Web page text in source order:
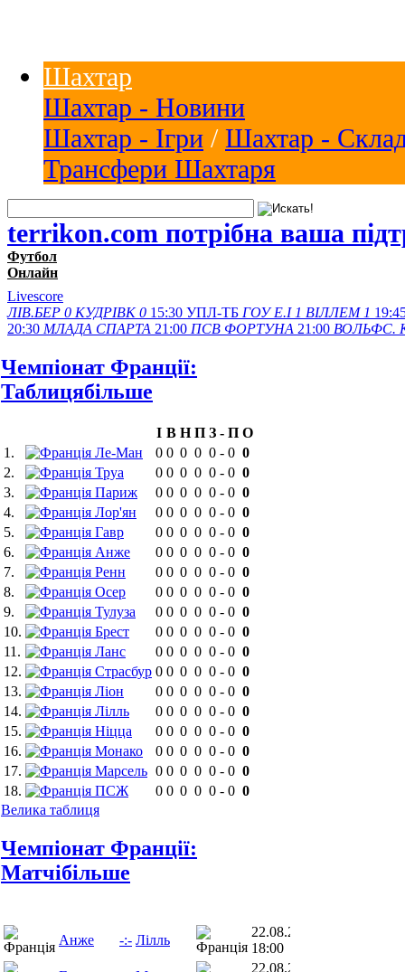
Шахтар
Шахтар - Новини
Шахтар - Ігри / Шахтар -
Трансфери Шахтаря
terrikon.com потрібна ваша
Футбол
Онлайн
Livescore
ЛІВ.БЕР 0 КУДРІВК 0 15:30 УПЛ-ТБ ГОУ Е.І 1 ВІЛЛЕМ 1
20:30 МЛАДА СПАРТА 21:00 ПСВ ФОРТУНА 21:00 ВОЛЬФС.
Чемпіонат Франції:
Таблицябільше
І В Н П З - П О
1.
Ле-Ман 0 0 0 0 0 - 0 0
2.
Труа 0 0 0 0 0 - 0 0
3.
Париж 0 0 0 0 0 - 0 0
4.
Лор'ян 0 0 0 0 0 - 0 0
5.
Гавр 0 0 0 0 0 - 0 0
6.
Анже 0 0 0 0 0 - 0 0
7.
Ренн 0 0 0 0 0 - 0 0
8.
Осер 0 0 0 0 0 - 0 0
9.
Тулуза 0 0 0 0 0 - 0 0
10.
Брест 0 0 0 0 0 - 0 0
11.
Ланс 0 0 0 0 0 - 0 0
12.
Страсбур 0 0 0 0 0 - 0 0
13.
Ліон 0 0 0 0 0 - 0 0
14.
Лілль 0 0 0 0 0 - 0 0
15.
Ніцца 0 0 0 0 0 - 0 0
16.
Монако 0 0 0 0 0 - 0 0
17.
Марсель 0 0 0 0 0 - 0 0
18.
ПСЖ 0 0 0 0 0 - 0 0
Велика таблиця
Чемпіонат Франції:
Матчiбільше
Анже -:- Лілль
22.08.26
18:00
22.08.26